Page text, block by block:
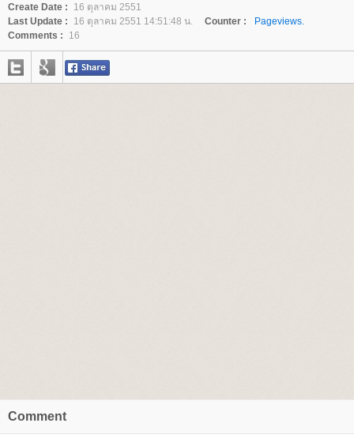
Create Date :
16 ตุลาคม 2551
Last Update :
16 ตุลาคม 2551 14:51:48 น. Counter :
Pageviews.
Comments :
16
Comment